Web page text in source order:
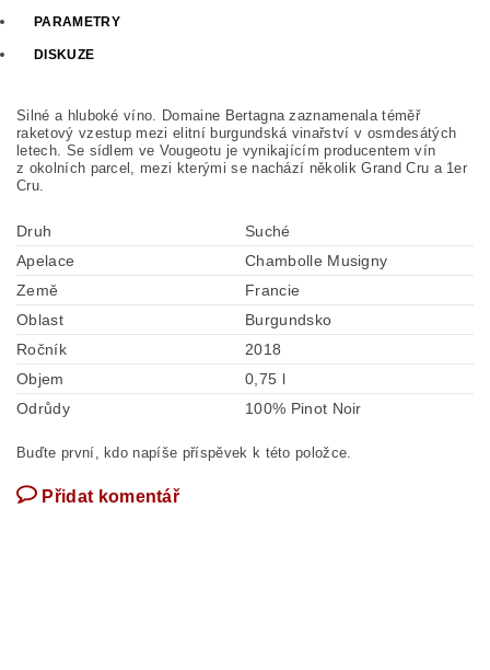
PARAMETRY
DISKUZE
Silné a hluboké víno. Domaine Bertagna zaznamenala téměř
raketový vzestup mezi elitní burgundská vinařství v osmdesátých
letech. Se sídlem ve Vougeotu je vynikajícím producentem vín
z okolních parcel, mezi kterými se nachází několik Grand Cru a 1er
Cru.
Druh
Suché
Apelace
Chambolle Musigny
Země
Francie
Oblast
Burgundsko
Ročník
2018
Objem
0,75 l
Odrůdy
100% Pinot Noir
Buďte první, kdo napíše příspěvek k této položce.
Přidat komentář